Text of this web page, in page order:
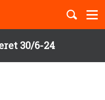
30/6-24
Børnebøger